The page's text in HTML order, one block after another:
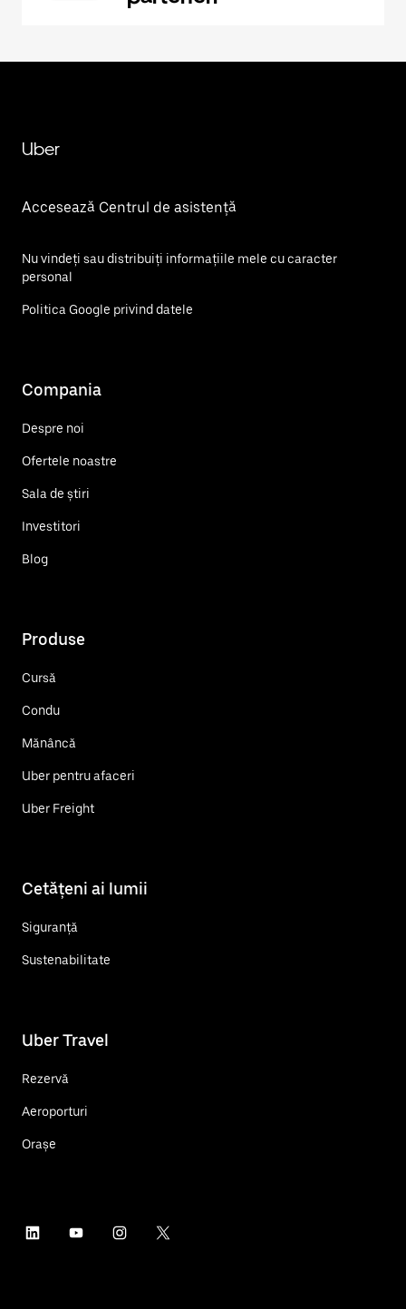
Uber
Accesează Centrul de asistență
Nu vindeți sau distribuiți informațiile mele cu caracter
personal
Politica Google privind datele
Compania
Despre noi
Ofertele noastre
Sala de știri
Investitori
Blog
Produse
Cursă
Condu
Mănâncă
Uber pentru afaceri
Uber Freight
Cetățeni ai lumii
Siguranță
Sustenabilitate
Uber Travel
Rezervă
Aeroporturi
Orașe